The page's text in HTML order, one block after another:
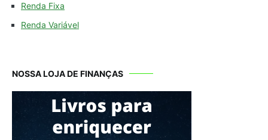
Renda Fixa
Renda Variável
NOSSA LOJA DE FINANÇAS